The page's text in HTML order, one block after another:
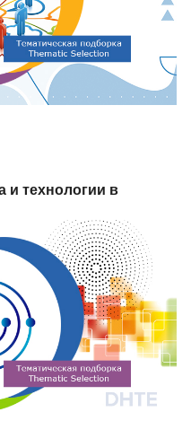
и технологии в